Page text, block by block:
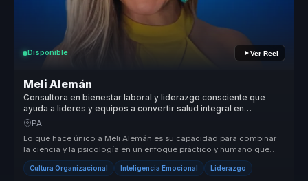
Disponible Ver Reel
Meli Alemán
Consultora en bienestar laboral y liderazgo consciente que
ayuda a lideres y equipos a convertir salud integral en
productividad, energia y cultura saludable.
PA
Lo que hace único a Meli Alemán es su capacidad para combinar
la ciencia y la psicología en un enfoque práctico y humano que
transforma v...
Cultura Organizacional Inteligencia Emocional Liderazgo